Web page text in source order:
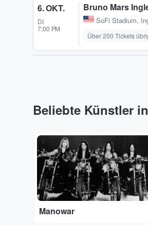
6. OKT.
DI
7:00 PM
Bruno Mars
SoFi Stadium,
Über 200 Tickets
Beliebte Künstler
...
Manowar